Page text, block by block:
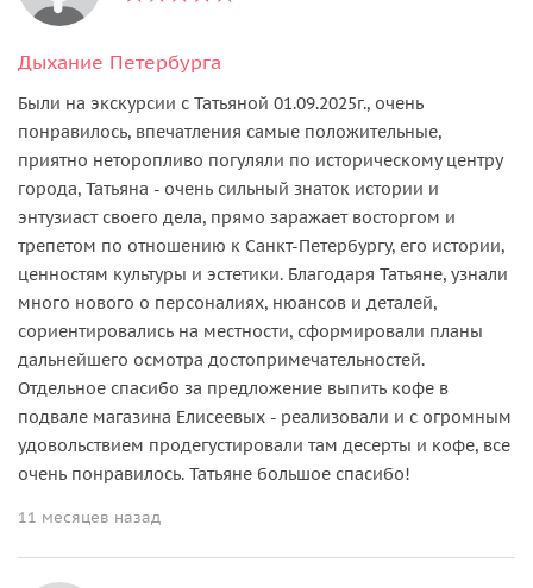
Дыхание Петербурга
Были на экскурсии с Татьяной 01.09.2025г., очень
понравилось, впечатления самые положительные,
приятно неторопливо погуляли по историческому центру
города, Татьяна - очень сильный знаток истории и
энтузиаст своего дела, прямо заражает восторгом и
трепетом по отношению к Санкт-Петербургу, его истории,
ценностям культуры и эстетики. Благодаря Татьяне, узнали
много нового о персоналиях, нюансов и деталей,
сориентировались на местности, сформировали планы
дальнейшего осмотра достопримечательностей.
Отдельное спасибо за предложение выпить кофе в
подвале магазина Елисеевых - реализовали и с огромным
удовольствием продегустировали там десерты и кофе, все
очень понравилось. Татьяне большое спасибо!
11 месяцев назад